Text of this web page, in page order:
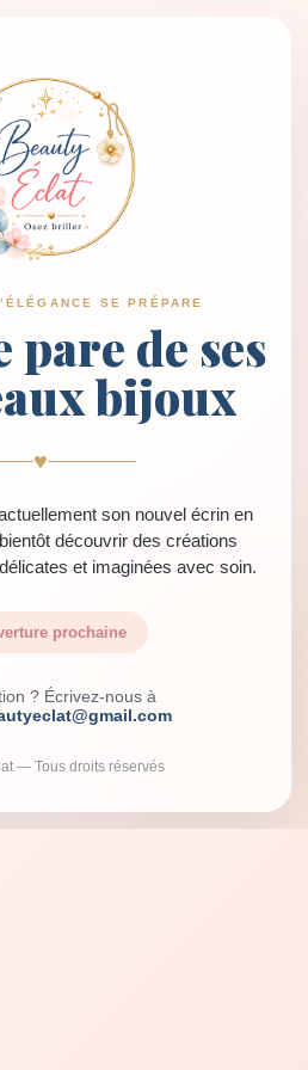
SE PRÉPARE
pare de ses
bijoux
♥
son nouvel écrin en
découvrir des créations
et imaginées avec soin.
prochaine
? Écrivez-nous à
— Tous droits réservés